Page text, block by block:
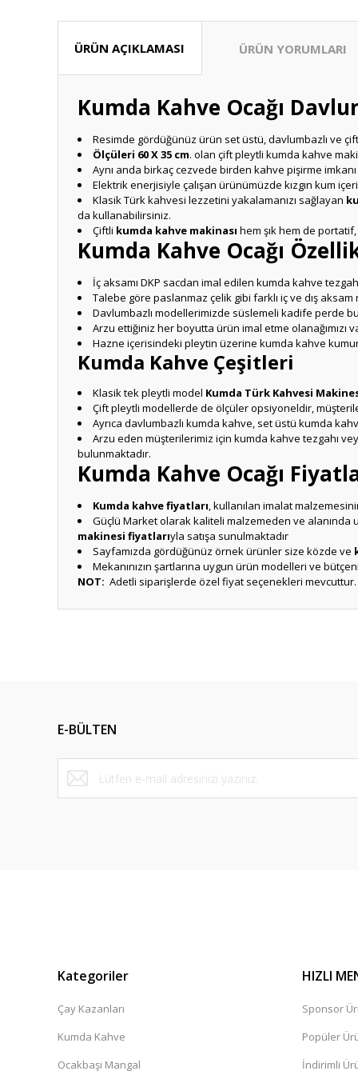
ÜRÜN AÇIKLAMASI ÜRÜN YORUMLARI
Kumda Kahve Ocağı
Resimde gördüğünüz ürün set üstü, davlumbazlı ve
Ölçüleri 60 X 35 cm. olan çift pleytli kumda kahve
Aynı anda birkaç cezvede birden kahve pişirme
Elektrik enerjisiyle çalışan ürünümüzde kızgın kum
Klasik Türk kahvesi lezzetini yakalamanızı sağlayan
da kullanabilirsiniz.
Çiftli kumda kahve makinası hem şık hem de
Kumda Kahve Ocağı
İç aksamı DKP sacdan imal edilen kumda kahve
Talebe göre paslanmaz çelik gibi farklı iç ve dış
Davlumbazlı modellerimizde süslemeli kadife perde
Arzu ettiğiniz her boyutta ürün imal etme olanağımızı
Hazne içerisindeki pleytin üzerine kumda kahve
Kumda Kahve Çeşitleri
Klasik tek pleytli model Kumda Türk Kahvesi
Çift pleytli modellerde de ölçüler opsiyoneldir,
Ayrıca davlumbazlı kumda kahve, set üstü kumda
Arzu eden müşterilerimiz için kumda kahve tezgahı
bulunmaktadır.
Kumda Kahve Ocağı
Kumda kahve fiyatları, kullanılan imalat
Güçlü Market olarak kaliteli malzemeden ve
makinesi fiyatlarıyla satışa sunulmaktadır
Sayfamızda gördüğünüz örnek ürünler size közde ve
Mekanınızın şartlarına uygun ürün modelleri ve
NOT: Adetli siparişlerde özel fiyat seçenekleri mevcuttur.
Ürün bilgilerinde hatalar bulunuyor.
Ürün fiyatı diğer sitelerden daha pahalı.
Bu ürüne benzer farklı alternatifler olmalı.
E-BÜLTEN
Kategoriler
Çay Kazanları
Kumda Kahve
Ocakbaşı Mangal
HIZLI
Sponsor
Popüler
İndirimli